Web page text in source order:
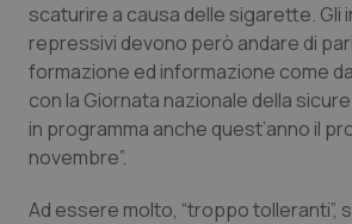
Quotidiano Chirurgia
Quotidiano Oncologia
Quotidiano Pediatria
Rene & patologie urogenitali
scaturire a causa delle sigarette. Gli
repressivi devono però andare di
formazione ed informazione come
con la Giornata nazionale della
in programma anche quest’anno il
novembre”.
Ad essere molto, “troppo tolleranti”,